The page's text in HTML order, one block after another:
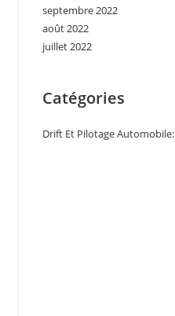
septembre 2022
août 2022
juillet 2022
Catégories
Drift Et Pilotage Automobile: